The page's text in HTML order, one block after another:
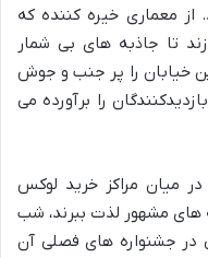
معماری خیره کننده که
تا جاذبه های بی شمار
خیابان را پر جنب و جوش
را برآورده می
در میان مراکز خرید لوکس
های مشهور لذت ببرند، شب
در جشنواره های فصلی آن